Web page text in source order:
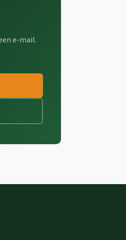
e-mail.